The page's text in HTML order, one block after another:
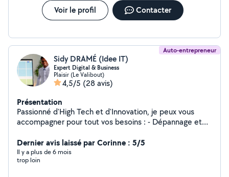
Voir le profil Contacter
Auto-entrepreneur
Sidy DRAMÉ (Idee IT)
Expert Digital & Business
Plaisir (Le Valibout)
4,5/5 (28 avis)
Présentation
Passionné d'High Tech et d'Innovation, je peux vous
accompagner pour tout vos besoins : - Dépannage et
matériel - Installations informatique et logiciel
Spécialiste Business et Marketing dans les domaines de
la Technologie et l'Innovation depuis plus de 6 ans. Je
Dernier avis laissé par Corinne : 5/5
Il y a plus de 6 mois
trop loin